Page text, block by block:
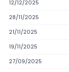
12/12/2025
28/11/2025
21/11/2025
19/11/2025
27/09/2025